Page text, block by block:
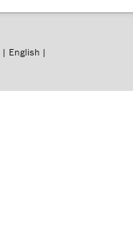
| English |